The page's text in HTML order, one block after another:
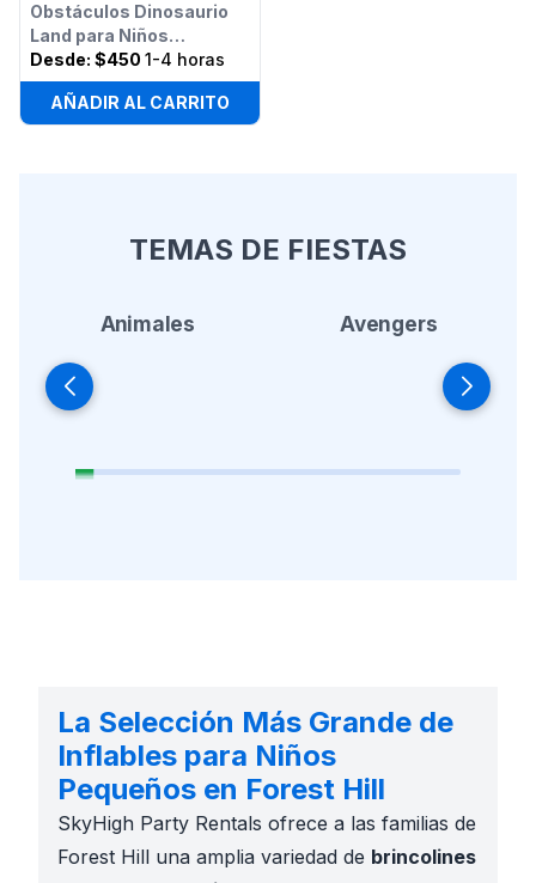
Obstáculos Dinosaurio
Land para Niños
Pequeños
Desde: $450 1-4 horas
AÑADIR AL CARRITO
TEMAS DE FIESTAS
Animales Avengers
La Selección Más Grande de
Inflables para Niños
Pequeños en Forest Hill
SkyHigh Party Rentals ofrece a las familias de
Forest Hill una amplia variedad de brincolines